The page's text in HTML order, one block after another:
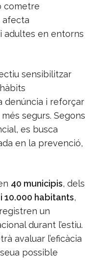
cometre
afecta
adultes en entorns
sensibilitzar
denúncia i reforçar
segurs. Segons
es busca
en la prevenció,
40 municipis, dels
10.000 habitants,
un
durant l’estiu.
avaluar l’eficàcia
possible